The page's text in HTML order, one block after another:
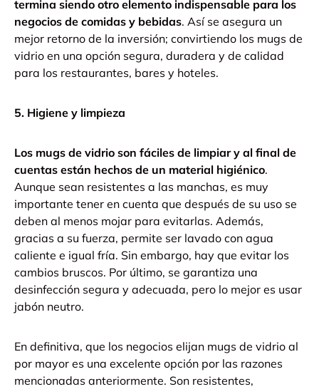
termina siendo otro elemento indispensable para los
negocios de comidas y bebidas. Así se asegura un
mejor retorno de la inversión; convirtiendo los mugs de
vidrio en una opción segura, duradera y de calidad
para los restaurantes, bares y hoteles.
5. Higiene y limpieza
Los mugs de vidrio son fáciles de limpiar y al final de
cuentas están hechos de un material higiénico.
Aunque sean resistentes a las manchas, es muy
importante tener en cuenta que después de su uso se
deben al menos mojar para evitarlas. Además,
gracias a su fuerza, permite ser lavado con agua
caliente e igual fría. Sin embargo, hay que evitar los
cambios bruscos. Por último, se garantiza una
desinfección segura y adecuada, pero lo mejor es usar
jabón neutro.
En definitiva, que los negocios elijan mugs de vidrio al
por mayor es una excelente opción por las razones
mencionadas anteriormente. Son resistentes,